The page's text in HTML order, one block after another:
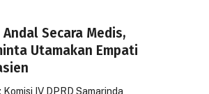
Andal Secara Medis,
Utamakan Empati
IV DPRD Samarinda